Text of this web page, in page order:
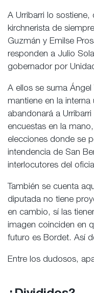
A Urribarri lo
kirchnerista de
Guzmán y Emilse
responden a Julio
gobernador por
A ellos se suma
mantiene en la
abandonará a
encuestas en la
elecciones donde se
intendencia de San
interlocutores del
También se cuenta
diputada no tiene
en cambio, sí las
imagen coinciden en
futuro es Bordet. Así
Entre los dudosos,